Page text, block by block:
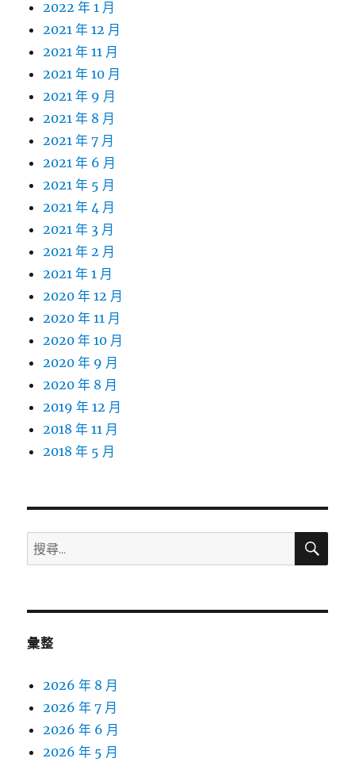
2022 年 1 月
2021 年 12 月
2021 年 11 月
2021 年 10 月
2021 年 9 月
2021 年 8 月
2021 年 7 月
2021 年 6 月
2021 年 5 月
2021 年 4 月
2021 年 3 月
2021 年 2 月
2021 年 1 月
2020 年 12 月
2020 年 11 月
2020 年 10 月
2020 年 9 月
2020 年 8 月
2019 年 12 月
2018 年 11 月
2018 年 5 月
搜
尋
鍵
搜
彙整
2026 年 8 月
2026 年 7 月
2026 年 6 月
2026 年 5 月